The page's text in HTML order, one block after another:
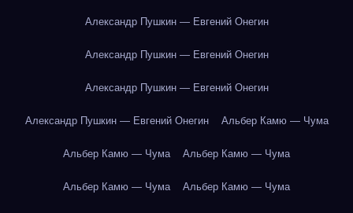
Александр Пушкин — Евгений Онегин
Александр Пушкин — Евгений Онегин
Александр Пушкин — Евгений Онегин
Александр Пушкин — Евгений Онегин Альбер Камю — Чума
Альбер Камю — Чума Альбер Камю — Чума
Альбер Камю — Чума Альбер Камю — Чума